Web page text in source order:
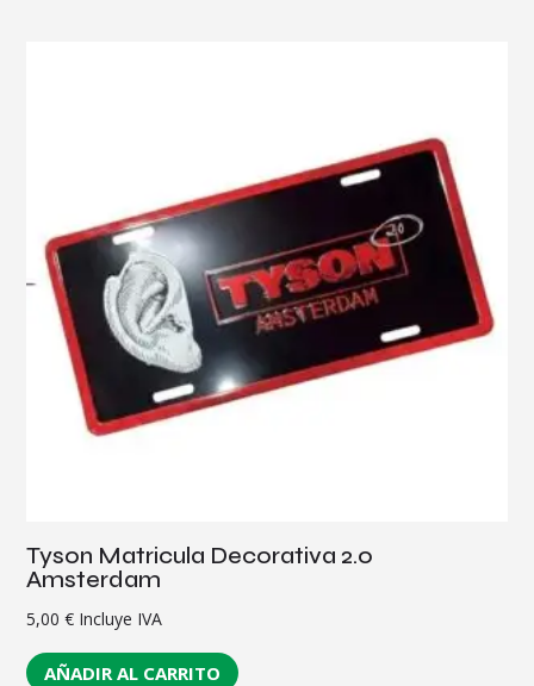
Tyson Matricula Decorativa 2.0
Amsterdam
5,00€ Incluye IVA
AÑADIR AL CARRITO